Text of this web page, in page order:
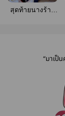
สุดท้ายนางร้าย
“มาเป็